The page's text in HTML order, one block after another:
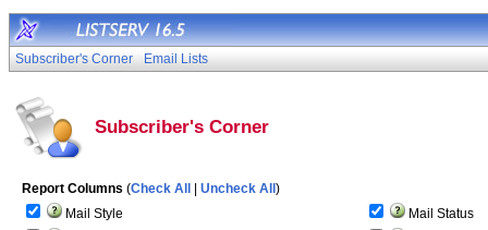
Subscriber's Corner Email Lists
Subscriber's Corner
Report Columns (Check All Uncheck All )
Mail Style
Mail Status